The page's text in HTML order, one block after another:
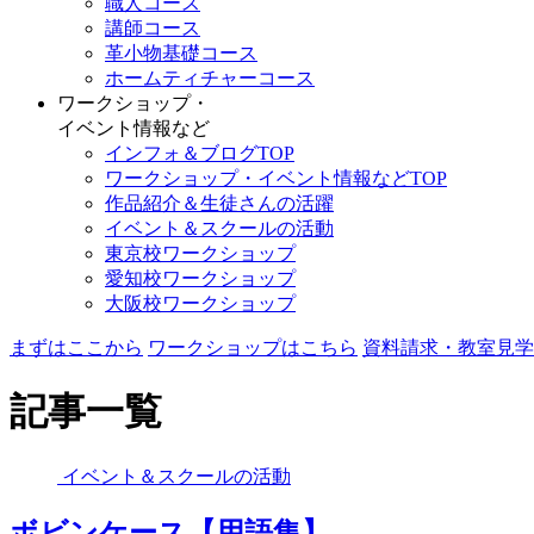
講師コース
革小物基礎コース
ホームティチャーコース
ワークショップ・
イベント情報など
インフォ＆ブログTOP
ワークショップ・イベント情報などTOP
作品紹介＆生徒さんの活躍
イベント＆スクールの活動
東京校ワークショップ
愛知校ワークショップ
大阪校ワークショップ
まずはここから ワークショップはこちら 資料請求・教室見
記事一覧
イベント＆スクールの活動